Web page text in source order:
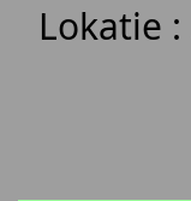
Lokatie :